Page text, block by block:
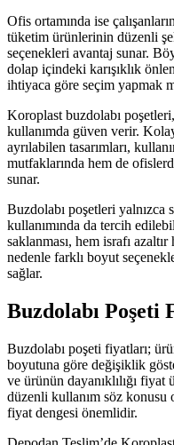
Ofis ortamında ise
tüketim ürünlerinin düzenli
seçenekleri avantaj sunar.
dolap içindeki karışıklık
ihtiyaca göre seçim yapmak
Koroplast buzdolabı
kullanımda güven verir.
ayrılabilen tasarımları,
mutfaklarında hem de
sunar.
Buzdolabı poşetleri yalnızca
kullanımında da tercih
saklanması, hem israfı
nedenle farklı boyut
sağlar.
Buzdolabı Poşeti
Buzdolabı poşeti fiyatları;
boyutuna göre değişiklik
ve ürünün dayanıklılığı
düzenli kullanım söz
fiyat dengesi önemlidir.